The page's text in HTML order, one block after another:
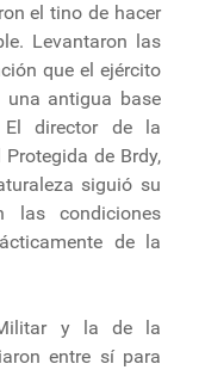
el tino de hacer
Levantaron las
que el ejército
una antigua base
director de la
de Brdy,
siguió su
las condiciones
de la
Militar y la de la
entre sí para